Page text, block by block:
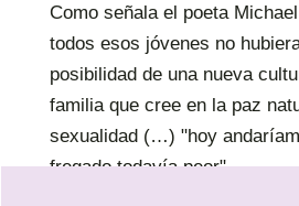
Como señala el poeta
todos esos jóvenes no
posibilidad de una nueva
familia que cree en la paz
sexualidad (…) "hoy
fregado todavía peor".